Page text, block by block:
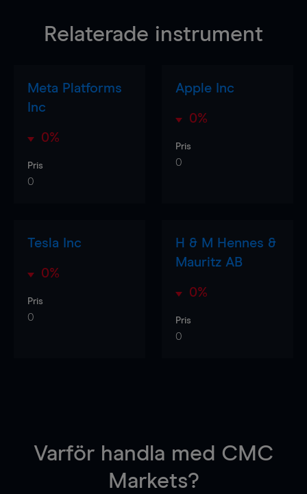
Relaterade instrument
Meta Platforms
Inc
0%
Pris
0
Apple Inc
0%
Pris
0
Tesla Inc
0%
Pris
0
H & M Hennes &
Mauritz AB
0%
Pris
0
Varför handla med CMC
Markets?